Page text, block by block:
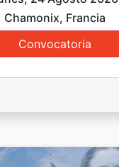
Chamonix, Francia